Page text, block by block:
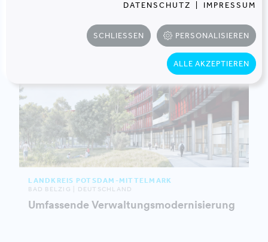
LANDKREIS POTSDAM-MITTELMARK
BAD BELZIG | DEUTSCHLAND
Umfassende Verwaltungsmodernisierung
DATENSCHUTZ IMPRESSUM
SCHLIESSEN PERSONALISIEREN
ALLE AKZEPTIEREN